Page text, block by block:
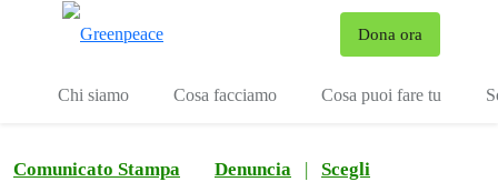
Dona ora
Chi siamo Cosa facciamo Cosa puoi fare tu
Comunicato Stampa Denuncia | Scegli